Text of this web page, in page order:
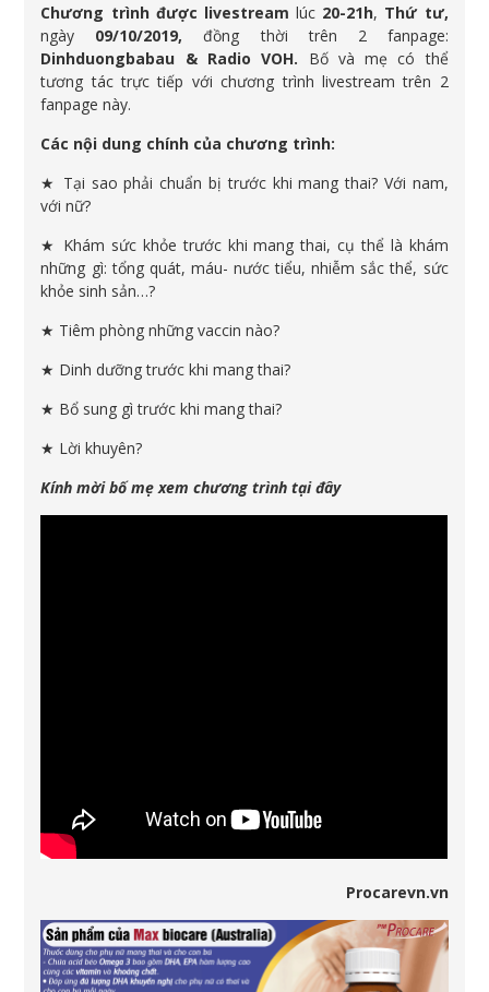
Chương trình được livestream lúc 20-21h, Thứ tư,
ngày 09/10/2019,đồng thời trên 2 fanpage:
Dinhduongbabau & Radio VOH. Bố và mẹ có thể
tương tác trực tiếp với chương trình livestream trên 2
fanpage này.
Các nội dung chính của chương trình:
★ Tại sao phải chuẩn bị trước khi mang thai? Với nam,
với nữ?
★ Khám sức khỏe trước khi mang thai, cụ thể là khám
những gì: tổng quát, máu- nước tiểu, nhiễm sắc thể, sức
khỏe sinh sản…?
★ Tiêm phòng những vaccin nào?
★ Dinh dưỡng trước khi mang thai?
★ Bổ sung gì trước khi mang thai?
★ Lời khuyên?
Kính mời bố mẹ xem chương trình tại đây
Procarevn.vn